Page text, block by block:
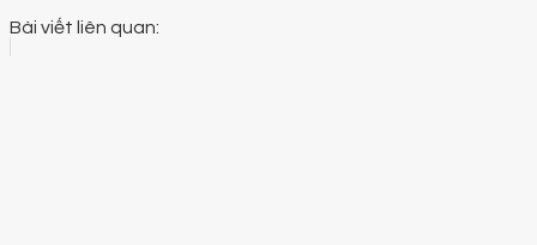
Bài viết liên quan: